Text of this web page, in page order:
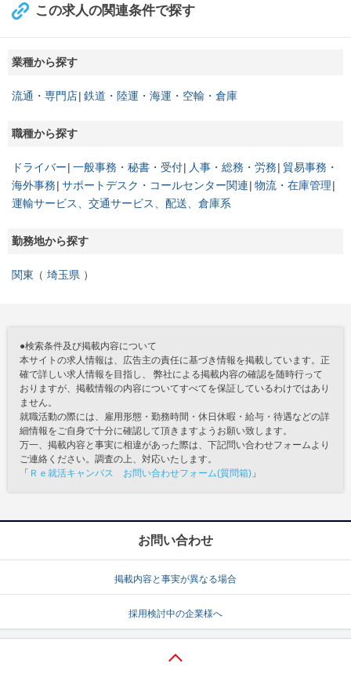
この求人の関連条件で探す
業種から探す
流通・専門店 鉄道・陸運・海運・空輸・倉庫
職種から探す
ドライバー 一般事務・秘書・受付 人事・総務・労務
貿易事務・
海外事務 サポートデスク・コールセンター関連 物流・在庫管理
運輸サービス、交通サービス、配送、倉庫系
勤務地から探す
関東 埼玉県
●検索条件及び掲載内容について
本サイトの求人情報は、広告主の責任に基づき情報を掲載しています。正
確で詳しい求人情報を目指し、 弊社による掲載内容の確認を随時行って
おりますが、掲載情報の内容についてすべてを保証しているわけではあり
ません。
就職活動の際には、雇用形態・勤務時間・休日休暇・給与・待遇などの詳
細情報をご自身で十分に確認して頂きますようお願い致します。
万一、掲載内容と事実に相違があった際は、下記問い合わせフォームより
ご連絡ください。調査の上、対応いたします。
「 Ｒｅ就活キャンパス お問い合わせフォーム(質問箱) 」
お問い合わせ
掲載内容と事実が異なる場合
採用検討中の企業様へ